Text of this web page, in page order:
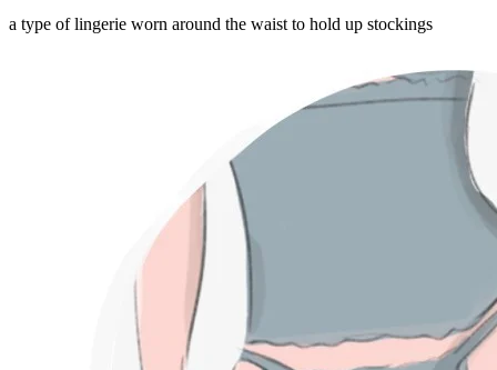
a type of lingerie worn around the waist to hold up stockings